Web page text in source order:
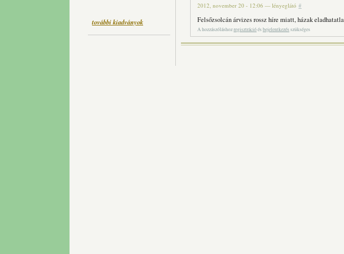
további kiadványok
2012, november 20 - 12:06 — lényeglátó #
Felsőzsolcán árvizes rossz híre miatt, házak
A hozzászóláshozregisztrációésbejelentkezésszükséges